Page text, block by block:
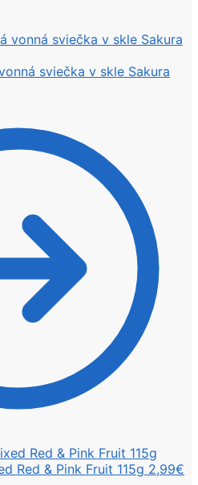
sviečka v skle Sakura
Red & Pink Fruit 115g 2,99€